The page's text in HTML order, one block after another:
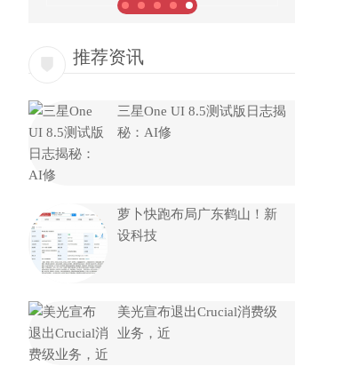
推荐资讯
三星One UI 8.5测试版日志揭
秘：AI修
萝卜快跑布局广东鹤山！新
设科技
美光宣布退出Crucial消费级
业务，近